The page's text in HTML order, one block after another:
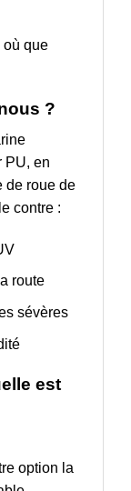
que
?
PU, en
de roue de
contre :
route
sévères
est
option la